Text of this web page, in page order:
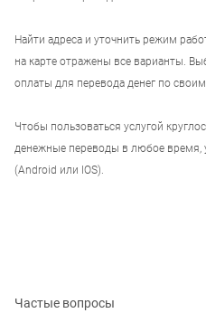
Найти адреса и уточнить режим
на карте отражены все варианты.
оплаты для перевода денег по
Чтобы пользоваться услугой
денежные переводы в любое время,
(Android или IOS).
Частые вопросы